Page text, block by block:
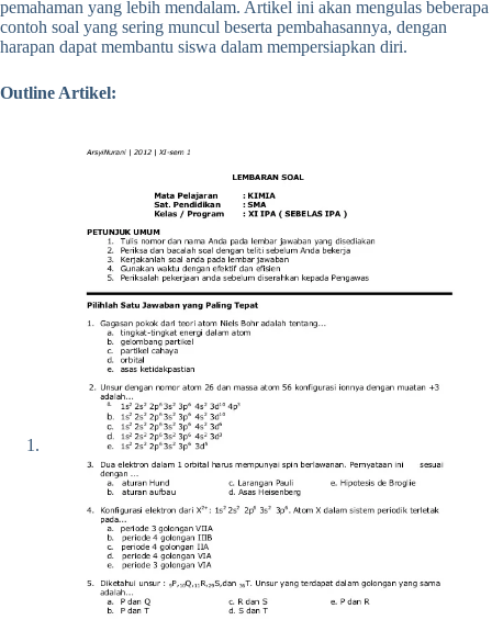
pemahaman yang lebih mendalam. Artikel ini akan mengulas beberapa
contoh soal yang sering muncul beserta pembahasannya, dengan
harapan dapat membantu siswa dalam mempersiapkan diri.
Outline Artikel: